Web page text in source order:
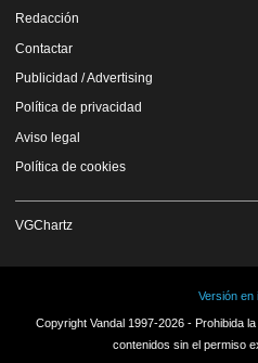
Redacción
Contactar
Publicidad / Advertising
Política de privacidad
Aviso legal
Política de cookies
VGChartz
Versión en
Copyright Vandal 1997-2026 - Prohibida
contenidos sin el permiso